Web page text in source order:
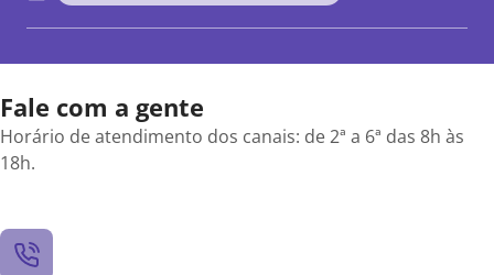
Fale com a gente
Horário de atendimento dos canais: de 2ª a 6ª das 8h às
18h.